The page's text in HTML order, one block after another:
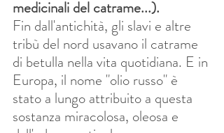
medicinali del catrame...).
Fin dall'antichità, gli slavi e altre
tribù del nord usavano il catrame
di betulla nella vita quotidiana. E in
Europa, il nome "olio russo" è
stato a lungo attribuito a questa
sostanza miracolosa, oleosa e